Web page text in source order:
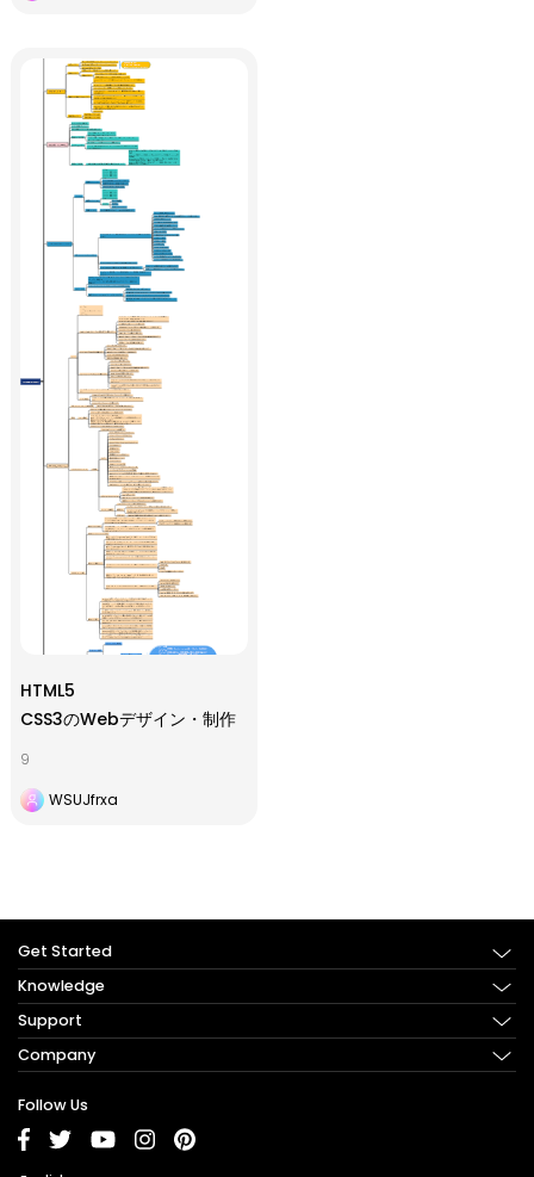
HTML5
CSS3のWebデザイン・制作
9
WSUJfrxa
Get Started
Try Online
Download Now
Features
Knowledge
What is a Mind Map?
What is a Concept Map?
How to Make a Concept Map?
Support
FAQ
What’s New
Company
Subscribe
Follow Us